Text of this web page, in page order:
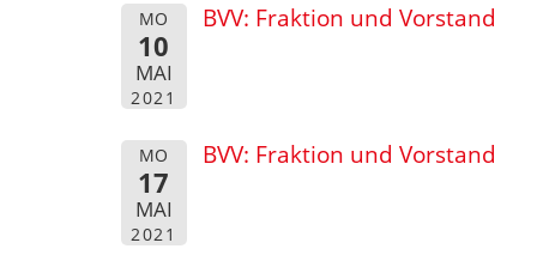
MO
10
MAI
2021
BVV: Fraktion und Vorstand
MO
17
MAI
2021
BVV: Fraktion und Vorstand